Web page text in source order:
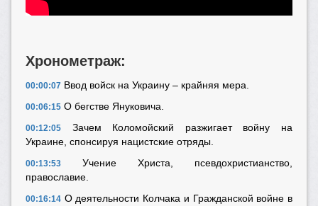
Хронометраж:
00:00:07 Ввод войск на Украину – крайняя мера.
00:06:15 О бегстве Януковича.
00:12:05 Зачем Коломойский разжигает войну на
Украине, спонсируя нацистские отряды.
00:13:53 Учение Христа, псевдохристианство,
православие.
00:16:14 О деятельности Колчака и Гражданской войне в